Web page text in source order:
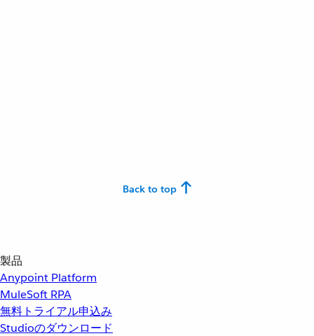
Back to top
製品
Anypoint Platform
MuleSoft RPA
無料トライアル申込み
Studioのダウンロード